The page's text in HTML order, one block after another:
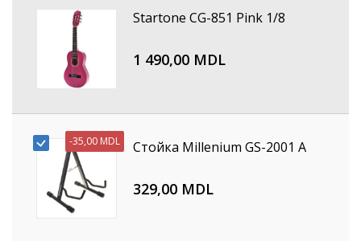
Startone CG-851 Pink 1/8
1 490,00 MDL
-35,00 MDL Стойка Millenium GS-2001 A
329,00 MDL